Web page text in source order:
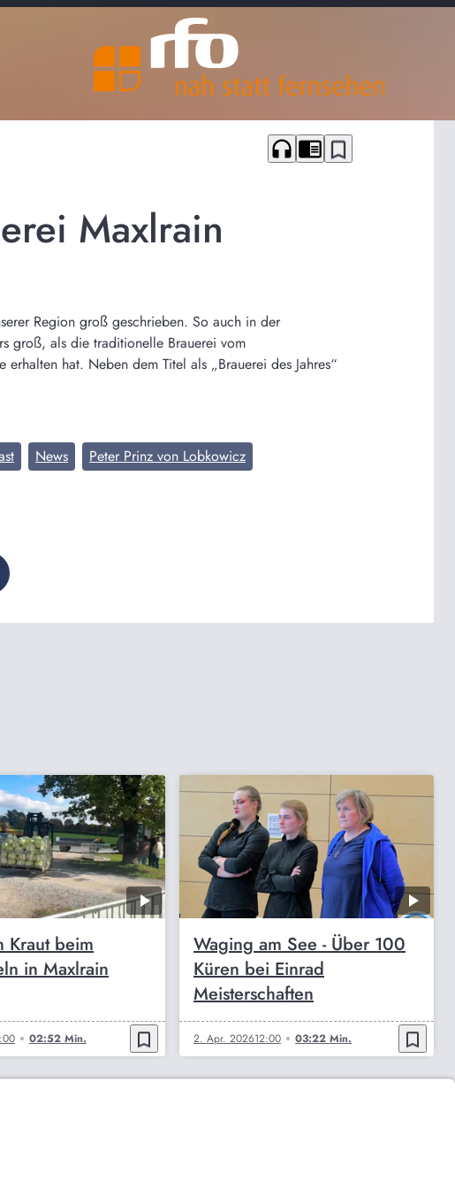
headphones chrome_reader_mode bookmark_border
Maxlrain
Region groß geschrieben. So auch in der
groß, als die traditionelle Brauerei vom
hat. Neben dem Titel als „Brauerei des Jahres“
News
Peter Prinz von Lobkowicz
Kraut beim
in Maxlrain
02:52 Min. bookmark_border
Waging am See - Über 100
Küren bei Einrad
Meisterschaften
2. Apr. 202612:00 03:22 Min. bookmark_border